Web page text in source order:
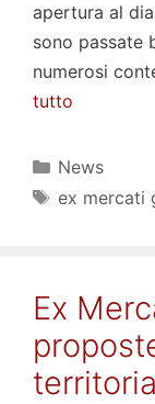
apertura al
sono passate
numerosi
tutto
Categorie
News
Tag
ex mercati
Ex